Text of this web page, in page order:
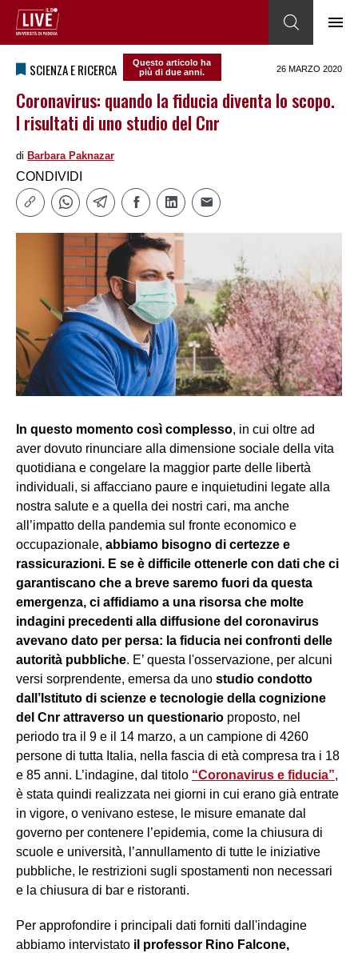
SCIENZA E RICERCA
Questo articolo ha
più di due anni.
26 MARZO 2020
Coronavirus: quando la fiducia diventa lo scopo.
I risultati di uno studio del Cnr
di Barbara Paknazar
CONDIVIDI
In questo momento così complesso, in cui oltre ad
aver dovuto rinunciare alla dimensione sociale della vita
quotidiana e congelare la maggior parte delle libertà
individuali, si affacciano paure e inquietudini legate alla
nostra salute e a quella dei nostri cari, ma anche
all’impatto della pandemia sul fronte economico e
occupazionale, abbiamo bisogno di certezze e
rassicurazioni. E se è difficile ottenerle con dati che ci
garantiscano che a breve saremo fuori da questa
emergenza, ci affidiamo a una risorsa che molte
indagini precedenti alla diffusione del coronavirus
avevano dato per persa: la fiducia nei confronti delle
autorità pubbliche. E’ questa l'osservazione, per alcuni
versi sorprendente, emersa da uno studio condotto
dall’Istituto di scienze e tecnologie della cognizione
del Cnr attraverso un questionario proposto, nel
periodo tra il 9 e il 14 marzo, a un campione di 4260
persone di tutta Italia, nella fascia di età compresa tra i 18
e 85 anni. L’indagine, dal titolo “Coronavirus e fiducia”,
è stata quindi realizzata nei giorni in cui erano già entrate
in vigore, o venivano estese, le misure emanate dal
governo per contenere l’epidemia, come la chiusura di
scuole e università, l’annullamento di tutte le iniziative
pubbliche, le restrizioni sugli spostamenti non necessari
e la chiusura di bar e ristoranti.
Per approfondire i principali dati forniti dall'indagine
abbiamo intervistato il professor Rino Falcone,